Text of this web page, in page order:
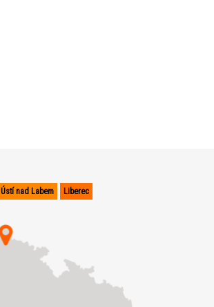
Ústí nad Labem Liberec